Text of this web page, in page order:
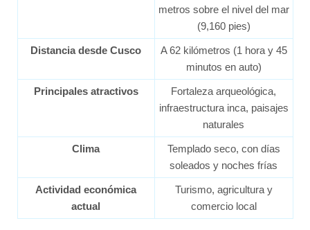
metros sobre el nivel del mar
(9,160 pies)
Distancia desde Cusco
A 62 kilómetros (1 hora y 45
minutos en auto)
Principales atractivos
Fortaleza arqueológica,
infraestructura inca, paisajes
naturales
Clima
Templado seco, con días
soleados y noches frías
Actividad económica
actual
Turismo, agricultura y
comercio local